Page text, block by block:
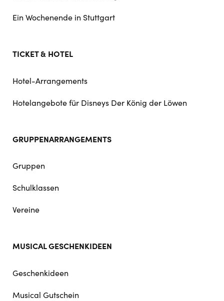
Ein Wochenende in Stuttgart
TICKET & HOTEL
Hotel-Arrangements
Hotelangebote für Disneys Der König der Löwen
GRUPPENARRANGEMENTS
Gruppen
Schulklassen
Vereine
MUSICAL GESCHENKIDEEN
Geschenkideen
Musical Gutschein